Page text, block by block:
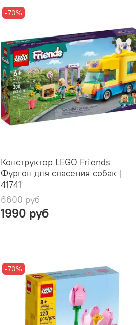
-70%
Конструктор LEGO Friends
Фургон для спасения собак |
41741
6600 руб
1990 руб
-70%